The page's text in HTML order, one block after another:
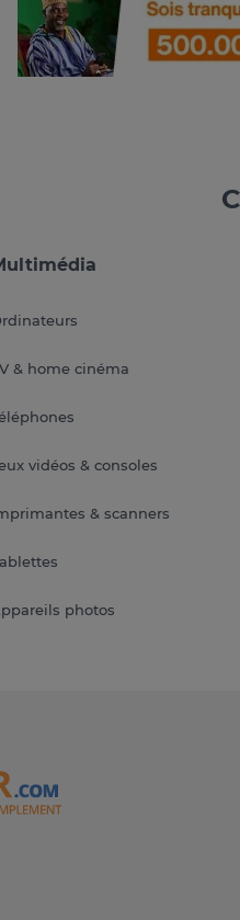
& home cinéma
vidéos & consoles
& scanners
photos